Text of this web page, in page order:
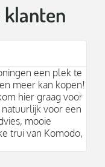
klanten
een plek te
meer kan kopen!
hier graag voor
voor een
mooie
trui van Komodo,